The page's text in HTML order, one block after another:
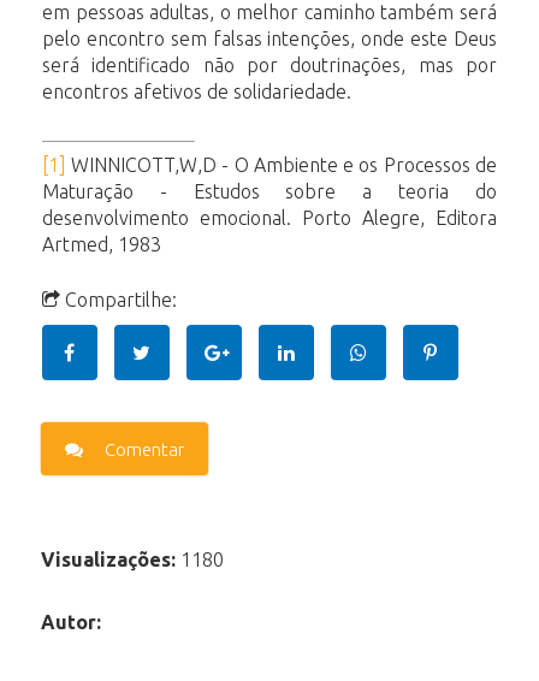
em pessoas adultas, o melhor caminho também será
pelo encontro sem falsas intenções, onde este Deus
será identificado não por doutrinações, mas por
encontros afetivos de solidariedade.
[1]
WINNICOTT,W,D - O Ambiente e os Processos de
Maturação - Estudos sobre a teoria do
desenvolvimento emocional. Porto Alegre, Editora
Artmed, 1983
Compartilhe:
Comentar
Visualizações:1180
Autor: